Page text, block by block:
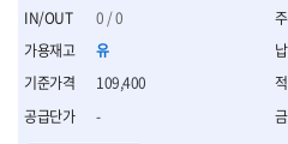
- 헤라
- 케이스
- 수리키트
0 / 0
유
109,400
-